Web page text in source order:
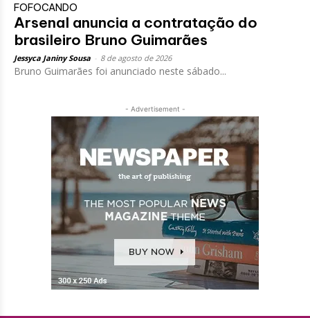
FOFOCANDO
Arsenal anuncia a contratação do
brasileiro Bruno Guimarães
Jessyca Janiny Sousa 8 de agosto de 2026
Bruno Guimarães foi anunciado neste sábado...
- Advertisement -